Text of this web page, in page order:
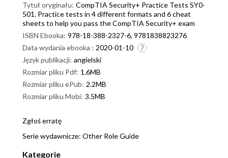
Tytuł oryginału: CompTIA Security+ Practice Tests SY0-
501. Practice tests in 4 different formats and 6 cheat
sheets to help you pass the CompTIA Security+ exam
ISBN Ebooka: 978-18-388-2327-6, 9781838823276
Data wydania ebooka : 2020-01-10
Język publikacji: angielski
Rozmiar pliku Pdf: 1.6MB
Rozmiar pliku ePub: 2.2MB
Rozmiar pliku Mobi: 3.5MB
Zgłoś erratę
Serie wydawnicze: Other Role Guide
Kategorie